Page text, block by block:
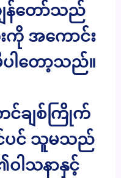
ျွန်တော်သည်
ကို အကောင်း
ပါတော့သည်။
င်ချစ်ကြိုက်
င်ပင် သူမသည်
ါသနာနှင့်